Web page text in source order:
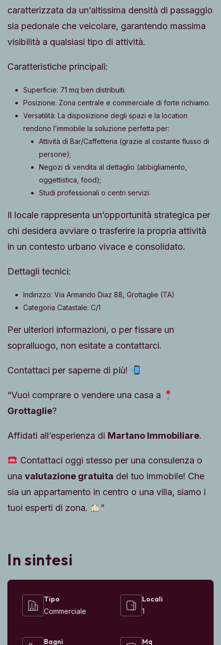
caratterizzata da un’altissima densità di passaggio
sia pedonale che veicolare, garantendo massima
visibilità a qualsiasi tipo di attività.
Caratteristiche principali:
Superficie: 71 mq ben distribuiti.
Posizione: Zona centrale e commerciale di forte richiamo.
Versatilità: La disposizione degli spazi e la location
rendono l’immobile la soluzione perfetta per:
Attività di Bar/Caffetteria (grazie al costante flusso di
persone);
Negozi di vendita al dettaglio (abbigliamento,
oggettistica, food);
Studi professionali o centri servizi.
Il locale rappresenta un’opportunità strategica per
chi desidera avviare o trasferire la propria attività
in un contesto urbano vivace e consolidato.
Dettagli tecnici:
Indirizzo: Via Armando Diaz 88, Grottaglie (TA)
Categoria Catastale: C/1
Per ulteriori informazioni, o per fissare un
sopralluogo, non esitate a contattarci.
Contattaci per saperne di più!
“Vuoi comprare o vendere una casa a
Grottaglie?
Affidati all’esperienza di Martano Immobiliare.
Contattaci oggi stesso per una consulenza o
una valutazione gratuita del tuo immobile! Che
sia un appartamento in centro o una villa, siamo i
tuoi esperti di zona.
”
In sintesi
Tipo
Commerciale
Locali
1
Bagni Mq